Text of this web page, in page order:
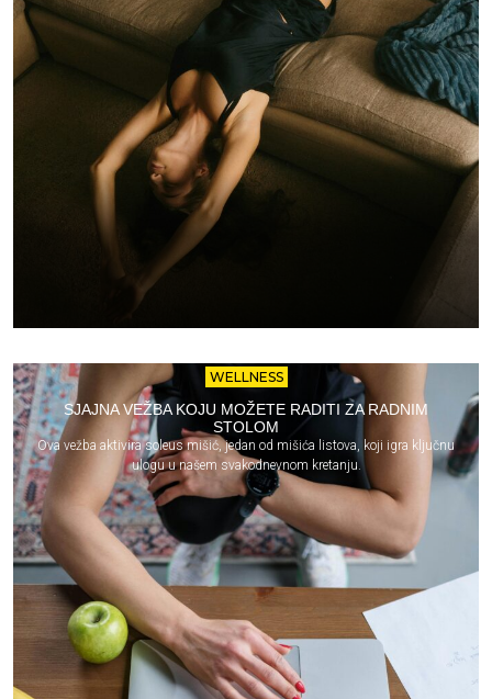
WELLNESS
SJAJNA VEŽBA KOJU MOŽETE RADITI ZA RADNIM
STOLOM
Ova vežba aktivira soleus mišić, jedan od mišića listova, koji igra ključnu
ulogu u našem svakodnevnom kretanju.